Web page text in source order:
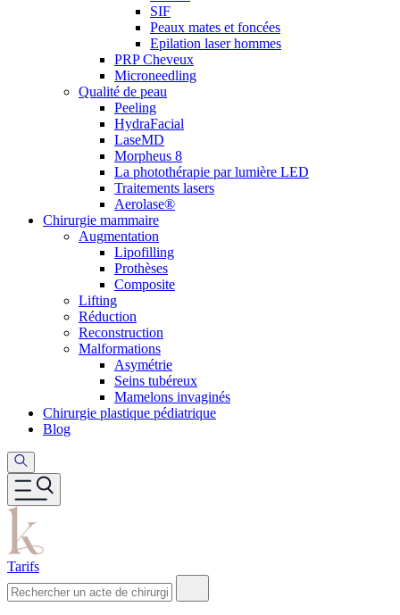
SIF
Peaux mates et foncées
Epilation laser hommes
PRP Cheveux
Microneedling
Qualité de peau
Peeling
HydraFacial
LaseMD
Morpheus 8
La photothérapie par lumière LED
Traitements lasers
Aerolase®
Chirurgie mammaire
Augmentation
Lipofilling
Prothèses
Composite
Lifting
Réduction
Reconstruction
Malformations
Asymétrie
Seins tubéreux
Mamelons invaginés
Chirurgie plastique pédiatrique
Blog
Tarifs